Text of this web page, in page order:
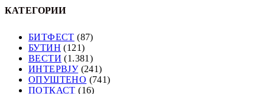
КАТЕГОРИИ
БИТФЕСТ (87)
БУТИН (121)
ВЕСТИ (1.381)
ИНТЕРВЈУ(241)
ОПУШТЕНО (741)
ПОТКАСТ (16)